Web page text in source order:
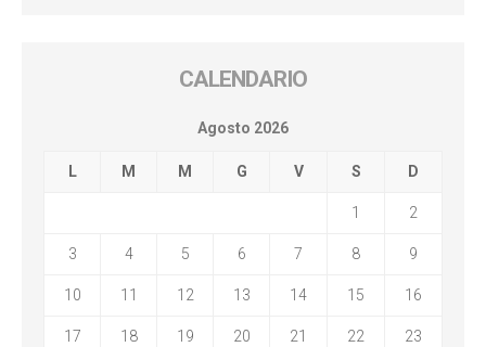
CALENDARIO
Agosto 2026
L M M G V S D
1 2
3 4 5 6 7 8 9
10 11 12 13 14 15 16
17 18 19 20 21 22 23